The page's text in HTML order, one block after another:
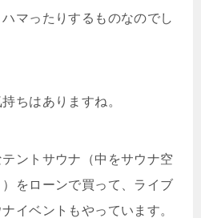
マったりするものなのでし
ちはありますね。
ントサウナ（中をサウナ空
をローンで買って、ライブ
イベントもやっています。